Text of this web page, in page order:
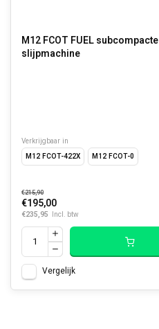
M12 FCOT FUEL subcompacte
slijpmachine
Verkrijgbaar in
M12 FCOT-422X
M12 FCOT-0
€215,90
€195,00
€235,95 Incl. btw
Vergelijk